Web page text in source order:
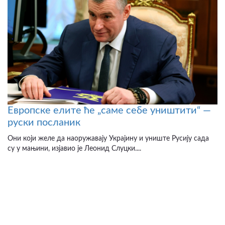
Европске елите ће „саме себе уништити“ —
руски посланик
Они који желе да наоружавају Украјину и униште Русију сада
су у мањини, изјавио је Леонид Слуцки....